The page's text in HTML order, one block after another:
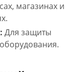
магазинах и
Для защиты